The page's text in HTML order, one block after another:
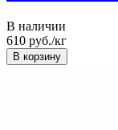
В наличии
610 руб./кг